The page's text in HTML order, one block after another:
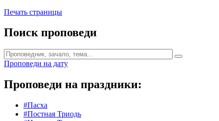
Печать страницы
Поиск проповеди
Проповеди на дату
Проповеди на праздники:
#Пасха
#Постная Триодь